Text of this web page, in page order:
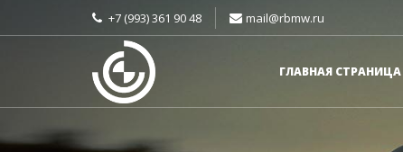
+7 (993) 361 90 48 mail@rbmw.ru
ГЛАВНАЯ СТРАНИЦА